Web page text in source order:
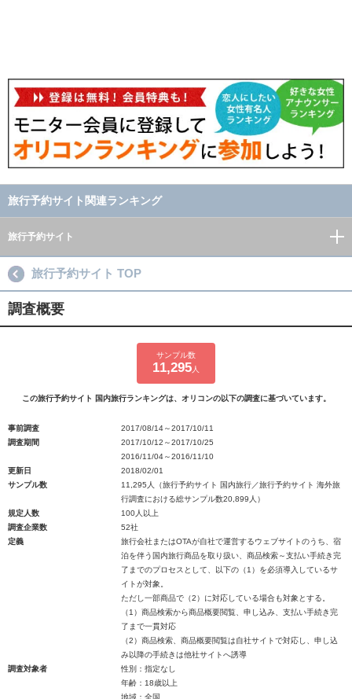
旅行予約サイト関連ランキング
旅行予約サイト
旅行予約サイト TOP
調査概要
サンプル数
11,295 人
この旅行予約サイト 国内旅行ランキングは、オリコンの以下の調査に基づいています。
事前調査
2017/08/14～2017/10/11
調査期間
2017/10/12～2017/10/25
2016/11/04～2016/11/10
更新日
2018/02/01
サンプル数
11,295人（旅行予約サイト 国内旅行／旅行予約サイト 海外旅
行調査における総サンプル数20,899人）
規定人数
100人以上
調査企業数
52社
定義
旅行会社またはOTAが自社で運営するウェブサイトのうち、宿
泊を伴う国内旅行商品を取り扱い、商品検索～支払い手続き完
了までのプロセスとして、以下の（1）を必須導入しているサ
イトが対象。
ただし一部商品で（2）に対応している場合も対象とする。
（1）商品検索から商品概要閲覧、申し込み、支払い手続き完
了まで一貫対応
（2）商品検索、商品概要閲覧は自社サイトで対応し、申し込
み以降の手続きは他社サイトへ誘導
調査対象者
性別：指定なし
年齢：18歳以上
地域：全国